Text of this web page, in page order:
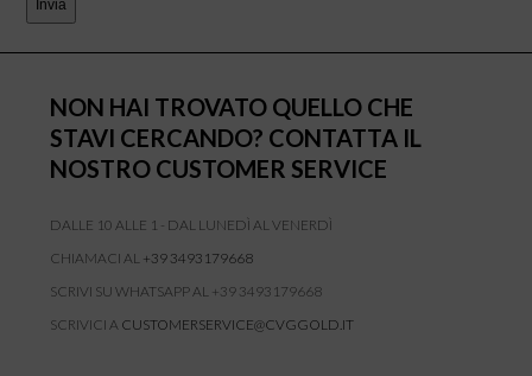
NON HAI TROVATO QUELLO CHE
STAVI CERCANDO? CONTATTA IL
NOSTRO CUSTOMER SERVICE
DALLE 10 ALLE 1 - DAL LUNEDÌ AL VENERDÌ
CHIAMACI AL +39 3493179668
SCRIVI SU WHATSAPP AL +39 3493179668
SCRIVICI A CUSTOMERSERVICE@CVGGOLD.IT